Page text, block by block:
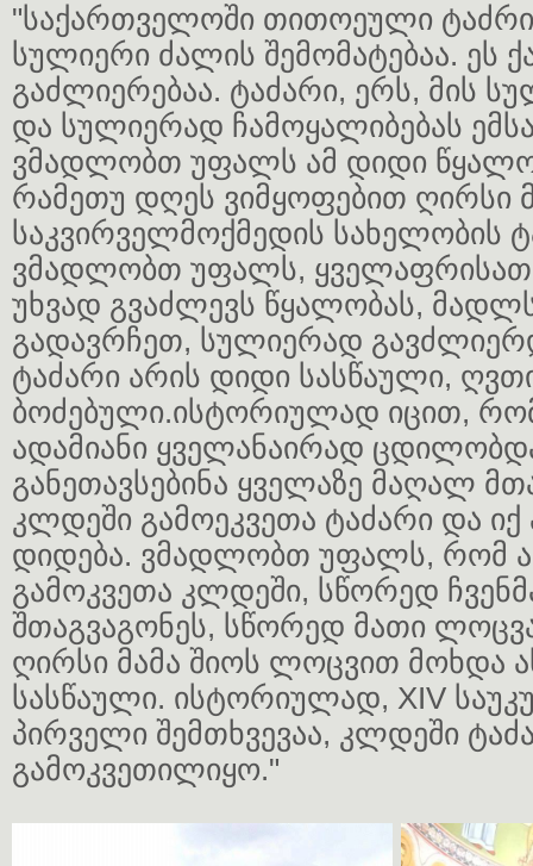
"საქართველოში თითოეული
სულიერი ძალის შემომატებაა. ეს
გაძლიერებაა. ტაძარი, ერს, მის
და სულიერად ჩამოყალიბებას
ვმადლობთ უფალს ამ დიდი
რამეთუ დღეს ვიმყოფებით ღირსი
საკვირველმოქმედის სახელობის
ვმადლობთ უფალს,
უხვად გვაძლევს წყალობას,
გადავრჩეთ, სულიერად
ტაძარი არის დიდი სასწაული,
ბოძებული.ისტორიულად იცით,
ადამიანი ყველანაირად
განეთავსებინა ყველაზე მაღალ
კლდეში გამოეკვეთა ტაძარი და
დიდება. ვმადლობთ უფალს, რომ
გამოკვეთა კლდეში, სწორედ
შთაგვაგონეს, სწორედ მათი
ღირსი მამა შიოს ლოცვით მოხდა
სასწაული. ისტორიულად, XIV
პირველი შემთხვევაა, კლდეში
გამოკვეთილიყო."